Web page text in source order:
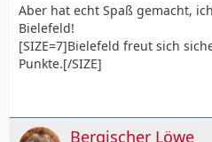
Aber hat echt Spaß gemacht,
Bielefeld!
[SIZE=7]Bielefeld freut sich
Punkte.[/SIZE]
Bergischer Löwe